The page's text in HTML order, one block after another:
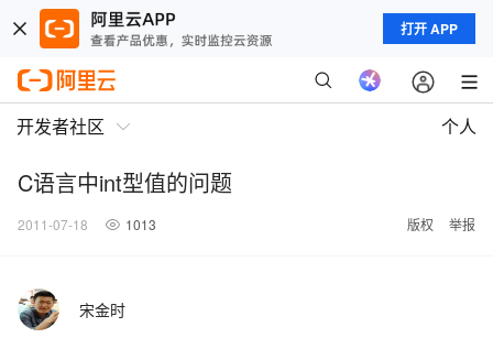
打开 APP
开发者社区 个人
C语言中int型值的问题
2011-07-18 1013 版权 举报
宋金时